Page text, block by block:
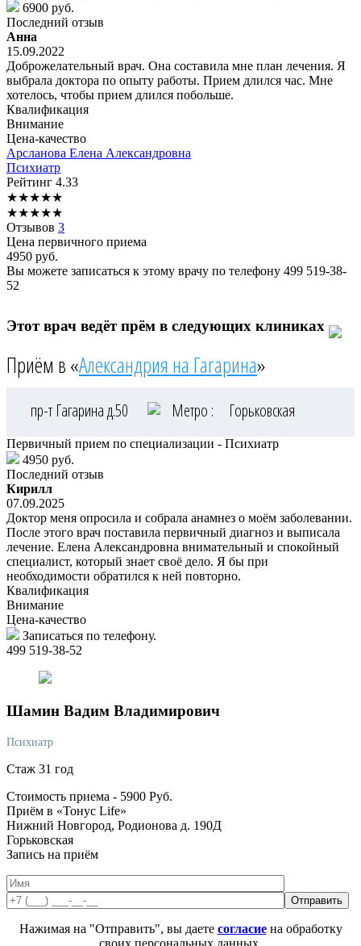
6900 руб.
Последний отзыв
Анна
15.09.2022
Доброжелательный врач. Она составила мне план лечения. Я
выбрала доктора по опыту работы. Прием длился час. Мне
хотелось, чтобы прием длился побольше.
Квалификация
Внимание
Цена-качество
Арсланова Елена Александровна
Психиатр
Рейтинг 4.33
★★★★★
★★★★★
Отзывов 3
Цена первичного приема
4950 руб.
Вы можете записаться к этому врачу по телефону 499 519-38-
52
Этот врач ведёт прём в следующих клиниках
Приём в «Александрия на Гагарина»
пр-т Гагарина д.50 Метро : Горьковская
Первичный прием по специализации - Психиатр
4950 руб.
Последний отзыв
Кирилл
07.09.2025
Доктор меня опросила и собрала анамнез о моём заболевании.
После этого врач поставила первичный диагноз и выписала
лечение. Елена Александровна внимательный и спокойный
специалист, который знает своё дело. Я бы при
необходимости обратился к ней повторно.
Квалификация
Внимание
Цена-качество
Записаться по телефону.
499 519-38-52
Шамин Вадим Владимирович
Психиатр
Стаж 31 год
Стоимость приема - 5900 Руб.
Приём в «Тонус Life»
Нижний Новгород, Родионова д. 190Д
Горьковская
Запись на приём
Нажимая на "Отправить", вы даете согласиена обработку